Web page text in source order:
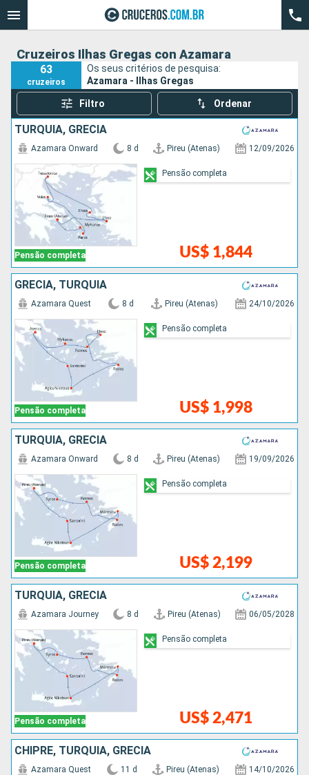
Cruzeiros Ilhas Gregas con Azamara
63
cruzeiros
Os seus critérios de pesquisa:
Azamara - Ilhas Gregas
Filtro Ordenar
TURQUIA, GRÉCIA
Pensão completa
Azamara Onward 8 d Pireu (Atenas) 12/09/2026
US$ 1,844
Pensão completa
GRÉCIA, TURQUIA
Pensão completa
Azamara Quest 8 d Pireu (Atenas) 24/10/2026
US$ 1,998
Pensão completa
TURQUIA, GRÉCIA
Pensão completa
Azamara Onward 8 d Pireu (Atenas) 19/09/2026
US$ 2,199
Pensão completa
TURQUIA, GRÉCIA
Pensão completa
Azamara Journey 8 d Pireu (Atenas) 06/05/2028
US$ 2,471
Pensão completa
CHIPRE, TURQUIA, GRÉCIA
Azamara Quest 11 d Pireu (Atenas) 14/10/2026